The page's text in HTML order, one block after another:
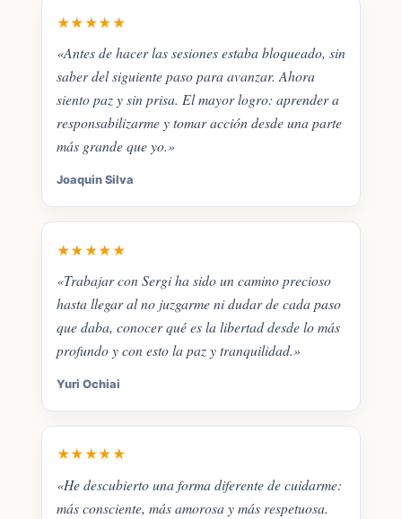
★★★★★
«Antes de hacer las sesiones estaba bloqueado, sin
saber del siguiente paso para avanzar. Ahora
siento paz y sin prisa. El mayor logro: aprender a
responsabilizarme y tomar acción desde una parte
más grande que yo.»
Joaquin Silva
★★★★★
«Trabajar con Sergi ha sido un camino precioso
hasta llegar al no juzgarme ni dudar de cada paso
que daba, conocer qué es la libertad desde lo más
profundo y con esto la paz y tranquilidad.»
Yuri Ochiai
★★★★★
«He descubierto una forma diferente de cuidarme:
más consciente, más amorosa y más respetuosa.